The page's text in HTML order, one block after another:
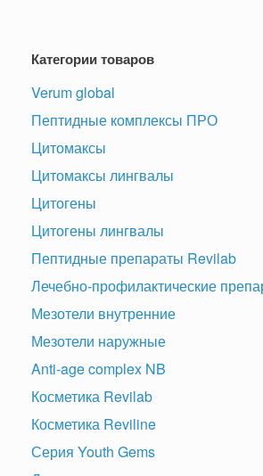
Категории товаров
Verum global
Пептидные комплексы ПРО
Цитомаксы
Цитомаксы лингвалы
Цитогены
Цитогены лингвалы
Пептидные препараты Revilab
Лечебно-профилактические
Мезотели внутренние
Мезотели наружные
Anti-age complex NB
Косметика Revilab
Косметика Reviline
Серия Youth Gems